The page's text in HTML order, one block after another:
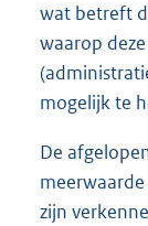
wat betreft
waarop
mogelijk te
De
zijn